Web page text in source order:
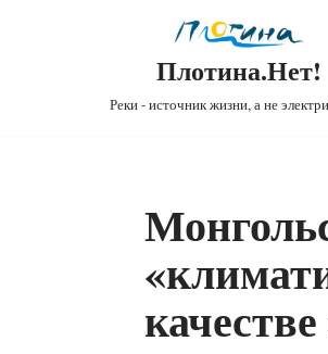
Плотина.Нет!
Реки - источник жизни, а не